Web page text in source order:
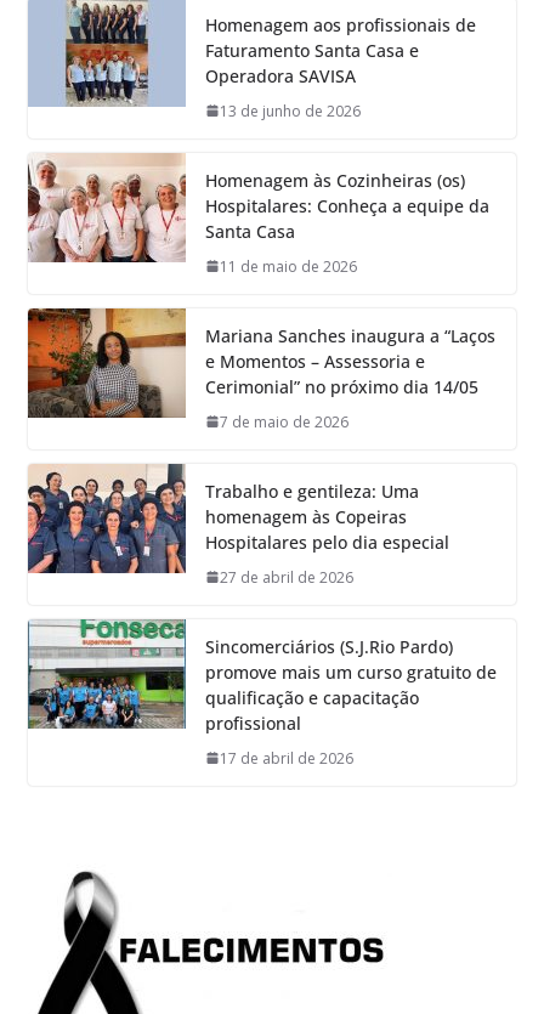
Homenagem aos profissionais de
Faturamento Santa Casa e
Operadora SAVISA
13 de junho de 2026
Homenagem às Cozinheiras (os)
Hospitalares: Conheça a equipe da
Santa Casa
11 de maio de 2026
Mariana Sanches inaugura a “Laços
e Momentos – Assessoria e
Cerimonial” no próximo dia 14/05
7 de maio de 2026
Trabalho e gentileza: Uma
homenagem às Copeiras
Hospitalares pelo dia especial
27 de abril de 2026
Sincomerciários (S.J.Rio Pardo)
promove mais um curso gratuito de
qualificação e capacitação
profissional
17 de abril de 2026